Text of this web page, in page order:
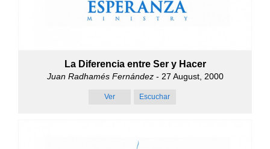
La Diferencia entre Ser y Hacer
Juan Radhamés Fernández- 27 August, 2000
Ver Escuchar